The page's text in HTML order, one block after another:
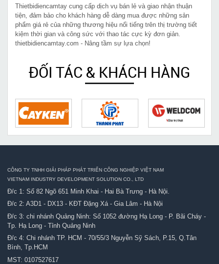
Thietbidiencamtay cung cấp dịch vụ bán lẻ và giao nhận thuận
tiện, đảm bảo cho khách hàng dễ dàng mua được những sản
phẩm giá rẻ của những thương hiệu nổi tiếng trên thị trường tiết
kiệm thời gian và công sức với thao tác cực kỳ đơn giản.
thietbidiencamtay.com - Nâng tầm sự lựa chọn!
ĐỐI TÁC & KHÁCH HÀNG
CÔNG TY TNHH GIẢI PHÁP PHÁT TRIỂN CÔNG NGHIỆP VIỆT NAM
VIETNAM INDUSTRY DEVELOPMENT SOLUTION CO., LTD
Đ/c 1: Số 82 Ngõ 651 Minh Khai - Hai Bà Trưng - Hà Nội.
Đ/c 2: A3D1 - DX13 - KĐT Đặng Xá - Gia Lâm - Hà Nội
Đ/c 3: chi nhánh Quảng Ninh: Số 1052 đường Hạ Long - P. Bãi Cháy -
Tp. Hạ Long - Tỉnh Quảng Ninh
Đ/c 4: Chi nhánh TP. HCM - 70/55/3 Nguyễn Sỹ Sách, P.15, Q.Tân
Bình, Tp.HCM
MST: 0107527617